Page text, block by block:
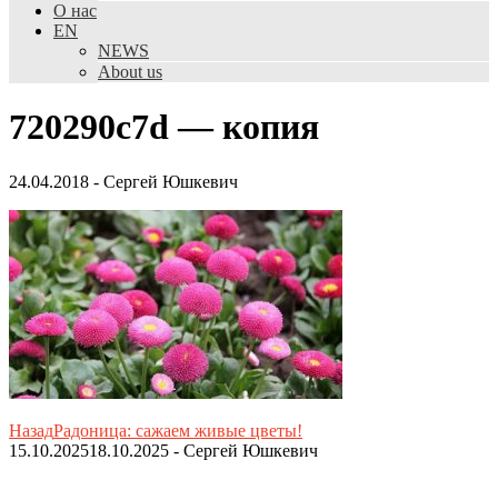
О нас
EN
NEWS
About us
720290c7d — копия
24.04.2018 - Сергей Юшкевич
НазадРадоница: сажаем живые цветы!
15.10.202518.10.2025 - Сергей Юшкевич